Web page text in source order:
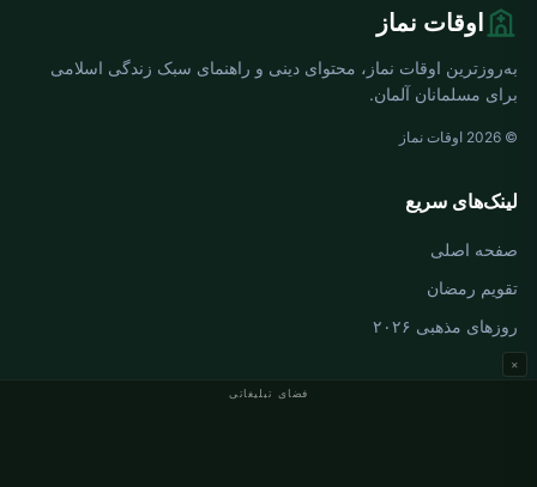
فضای تبلیغاتی
×
اوقات نماز
به‌روزترین اوقات نماز، محتوای دینی و راهنمای سبک زندگی اسلامی
برای مسلمانان آلمان.
© 2026 اوقات نماز
لینک‌های سریع
صفحه اصلی
تقویم رمضان
روزهای مذهبی ۲۰۲۶